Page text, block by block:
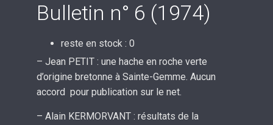
Bulletin n° 6 (1974)
reste en stock : 0
– Jean PETIT : une hache en roche verte
d’origine bretonne à Sainte-Gemme. Aucun
accord pour publication sur le net.
– Alain KERMORVANT : résultats de la